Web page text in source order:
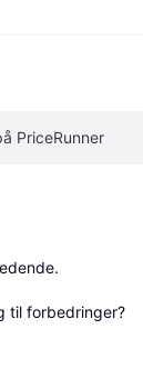
PriceRunner
til forbedringer?